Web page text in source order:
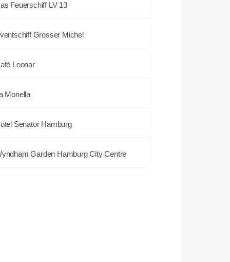
Feuerschiff LV 13
Grosser Michel
Leonar
Monella
Senator Hamburg
Garden Hamburg City Centre